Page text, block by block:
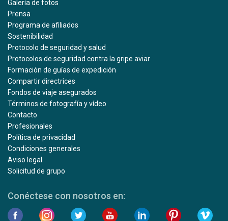
Galería de fotos
Prensa
Programa de afiliados
Sostenibilidad
Protocolo de seguridad y salud
Protocolos de seguridad contra la gripe aviar
Formación de guías de expedición
Compartir directrices
Fondos de viaje asegurados
Términos de fotografía y vídeo
Contacto
Profesionales
Política de privacidad
Condiciones generales
Aviso legal
Solicitud de grupo
Conéctese con nosotros en: